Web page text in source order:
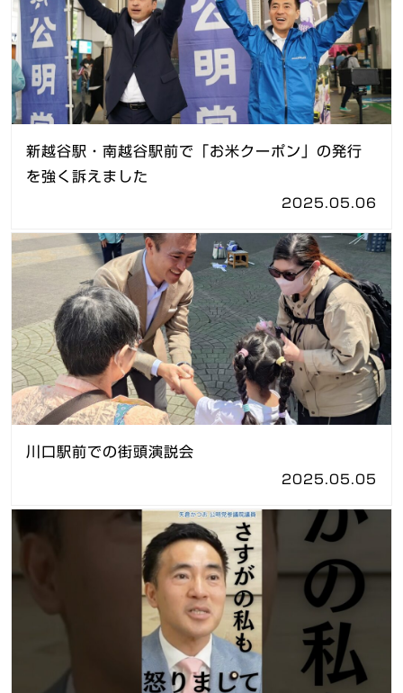
新越谷駅・南越谷駅前で「お米クーポン」の発行
を強く訴えました
2025.05.06
川口駅前での街頭演説会
2025.05.05